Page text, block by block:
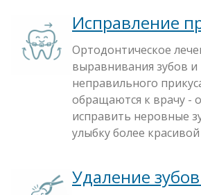
Исправление
Ортодонтическое
выравнивания зубов и
неправильного
обращаются к врачу -
исправить неровные
улыбку более красивой
Удаление